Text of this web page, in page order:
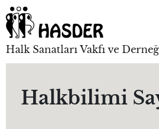
Halk Sanatları Vakfı ve
Halkbilimi